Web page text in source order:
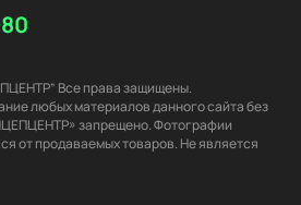
Все права защищены.
любых материалов данного сайта без
запрещено. Фотографии
от продаваемых товаров. Не является